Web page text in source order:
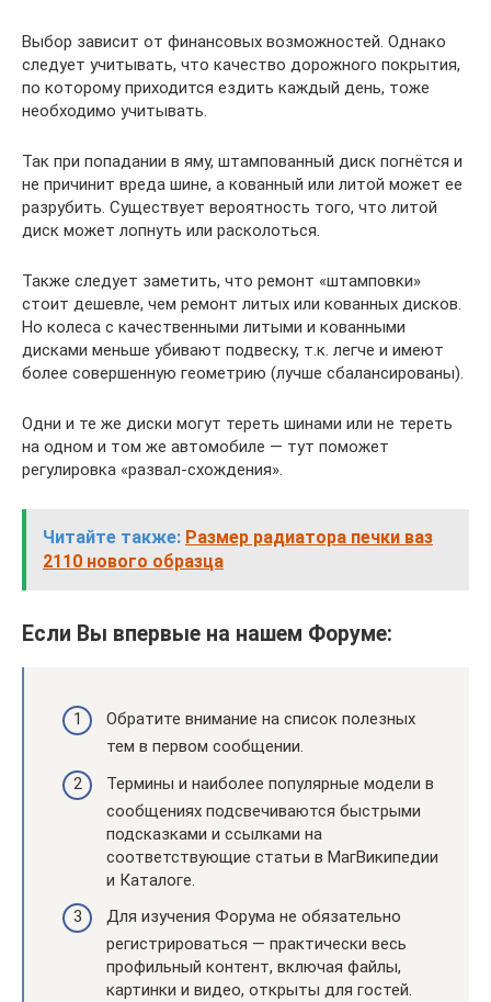
Выбор зависит от финансовых возможностей. Однако
следует учитывать, что качество дорожного покрытия,
по которому приходится ездить каждый день, тоже
необходимо учитывать.
Так при попадании в яму, штампованный диск погнётся и
не причинит вреда шине, а кованный или литой может ее
разрубить. Существует вероятность того, что литой
диск может лопнуть или расколоться.
Также следует заметить, что ремонт «штамповки»
стоит дешевле, чем ремонт литых или кованных дисков.
Но колеса с качественными литыми и кованными
дисками меньше убивают подвеску, т.к. легче и имеют
более совершенную геометрию (лучше сбалансированы).
Одни и те же диски могут тереть шинами или не тереть
на одном и том же автомобиле — тут поможет
регулировка «развал-схождения».
Читайте также: Размер радиатора печки ваз
2110 нового образца
Если Вы впервые на нашем Форуме:
Обратите внимание на список полезных
тем в первом сообщении.
Термины и наиболее популярные модели в
сообщениях подсвечиваются быстрыми
подсказками и ссылками на
соответствующие статьи в МагВикипедии
и Каталоге.
Для изучения Форума не обязательно
регистрироваться — практически весь
профильный контент, включая файлы,
картинки и видео, открыты для гостей.